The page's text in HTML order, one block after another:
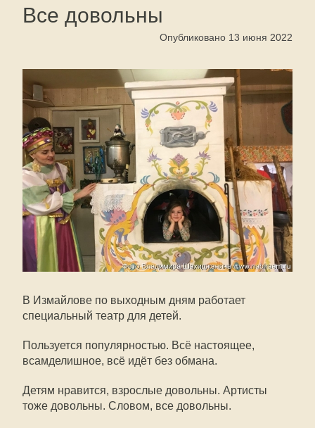
Все довольны
Опубликовано 13 июня 2022
В Измайлове по выходным дням работает
специальный театр для детей.
Пользуется популярностью. Всё настоящее,
всамделишное, всё идёт без обмана.
Детям нравится, взрослые довольны. Артисты
тоже довольны. Словом, все довольны.